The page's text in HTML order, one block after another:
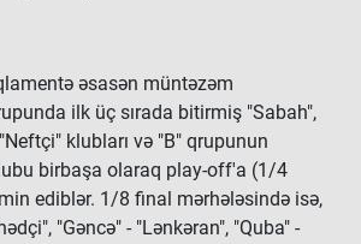
əsasən müntəzəm
ilk üç sırada bitirmiş "Sabah",
klubları və "B" qrupunun
birbaşa olaraq play-off'a (1/4
ediblər. 1/8 final mərhələsində isə,
"Gəncə" - "Lənkəran", "Quba" -